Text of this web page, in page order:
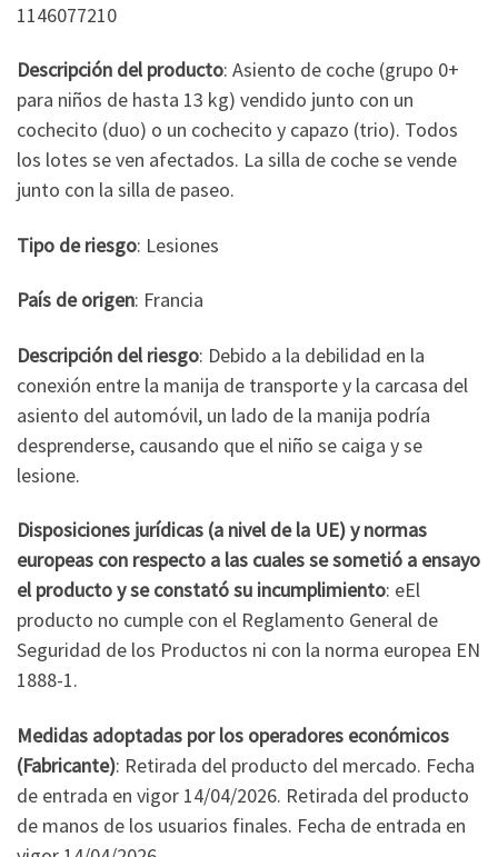
1146077210
Descripción del producto: Asiento de coche (grupo 0+
para niños de hasta 13 kg) vendido junto con un
cochecito (duo) o un cochecito y capazo (trio). Todos
los lotes se ven afectados. La silla de coche se vende
junto con la silla de paseo.
Tipo de riesgo: Lesiones
País de origen: Francia
Descripción del riesgo: Debido a la debilidad en la
conexión entre la manija de transporte y la carcasa del
asiento del automóvil, un lado de la manija podría
desprenderse, causando que el niño se caiga y se
lesione.
Disposiciones jurídicas (a nivel de la UE) y normas
europeas con respecto a las cuales se sometió a ensayo
el producto y se constató su incumplimiento: eEl
producto no cumple con el Reglamento General de
Seguridad de los Productos ni con la norma europea EN
1888-1.
Medidas adoptadas por los operadores económicos
(Fabricante): Retirada del producto del mercado. Fecha
de entrada en vigor 14/04/2026. Retirada del producto
de manos de los usuarios finales. Fecha de entrada en